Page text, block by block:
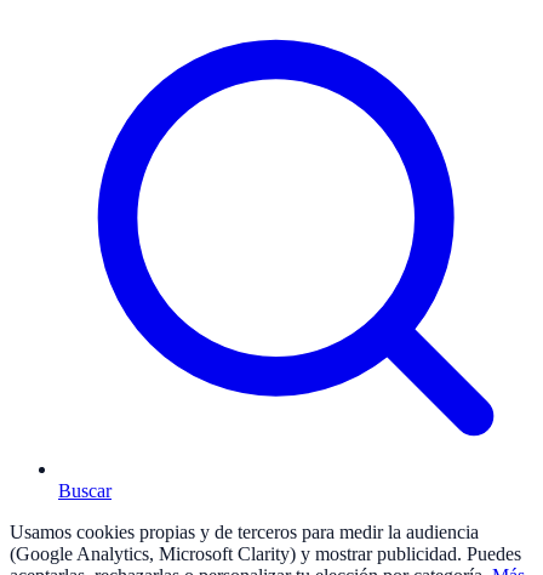
Buscar
Usamos cookies propias y de terceros para medir la audiencia
(Google Analytics, Microsoft Clarity) y mostrar publicidad. Puedes